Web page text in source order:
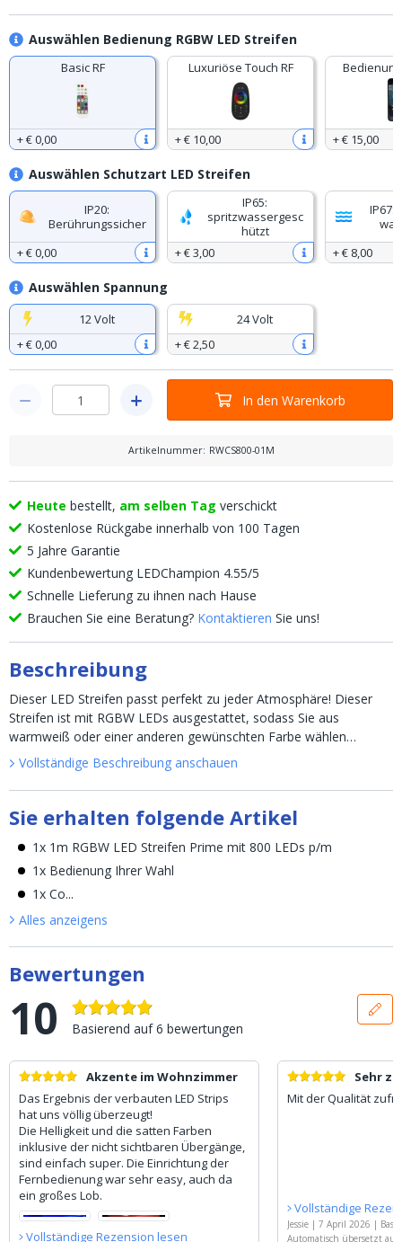
Auswählen Bedienung RGBW LED Streifen
Basic RF
+€ 0,00
Luxuriöse Touch RF
+€ 10,00 +€ 15,00
Auswählen Schutzart LED Streifen
IP20:
Berührungssicher
+€ 0,00
IP65:
spritzwassergesc
hützt
+€ 3,00
IP67:
+€ 8,00
Auswählen Spannung
12 Volt
+€ 0,00
24 Volt
+€ 2,50
In den Warenkorb
Artikelnummer: RWCS800-01M
Heute bestellt, am selben Tag verschickt
Kostenlose Rückgabe innerhalb von 100 Tagen
5 Jahre Garantie
Kundenbewertung LEDChampion 4.55/5
Schnelle Lieferung zu ihnen nach Hause
Brauchen Sie eine Beratung? Kontaktieren Sie uns!
Beschreibung
Dieser LED Streifen passt perfekt zu jeder Atmosphäre! Dieser
Streifen ist mit RGBW LEDs ausgestattet, sodass Sie aus
warmweiß oder einer anderen gewünschten Farbe wählen
können. Un...
Vollständige Beschreibung anschauen
Sie erhalten folgende Artikel
1x 1m RGBW LED Streifen Prime mit 800 LEDs p/m
1x Bedienung Ihrer Wahl
1x Co...
Alles anzeigens
Bewertungen
10 Basierend auf 6 bewertungen
Akzente im Wohnzimmer
Das Ergebnis der verbauten LED Strips
hat uns völlig überzeugt!
Die Helligkeit und die satten Farben
inklusive der nicht sichtbaren Übergänge,
sind einfach super. Die Einrichtung der
Fernbedienung war sehr easy, auch da
ein großes Lob.
Vollständige Rezension lesen
Sehr
Mit der Qualität
Vollständige
Jessie| 7 April 2026 |
Meter RGBW LED Streifen
Automatisch übersetzt